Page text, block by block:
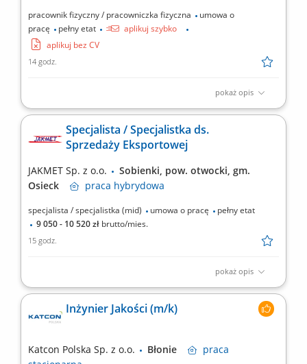
pracownik fizyczny / pracowniczka fizyczna
umowa o
pracę
pełny etat
aplikuj szybko
aplikuj bez CV
14 godz.
pokaż opis
Główne zadania: obsługa maszyn produkcyjnych, nadzór
stanowisku pracy.Specjalista / Specjalistka ds.
Sprzedaży Eksportowej
JAKMET Sp. z o.o.
Sobienki, pow. otwocki, gm.
Osieck
praca hybrydowa
specjalista / specjalistka (mid) umowa o pracę
pełny etat
9 050 - 10 520 zł brutto/mies.
15 godz.
pokaż opis
Zakres obowiązków: Pozyskiwanie nowych klientów
partnerami. Budowanie i utrzymywanie długofalowych relacji
biznesowych. Przygotowywanie ofert handlowych oraz
eksportowych....
Inżynier Jakości (m/k)
Katcon Polska Sp. z o.o. Błonie
praca